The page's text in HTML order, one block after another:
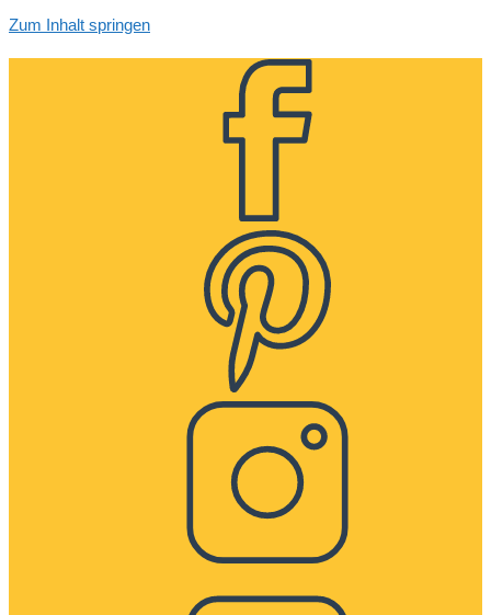
Zum Inhalt springen